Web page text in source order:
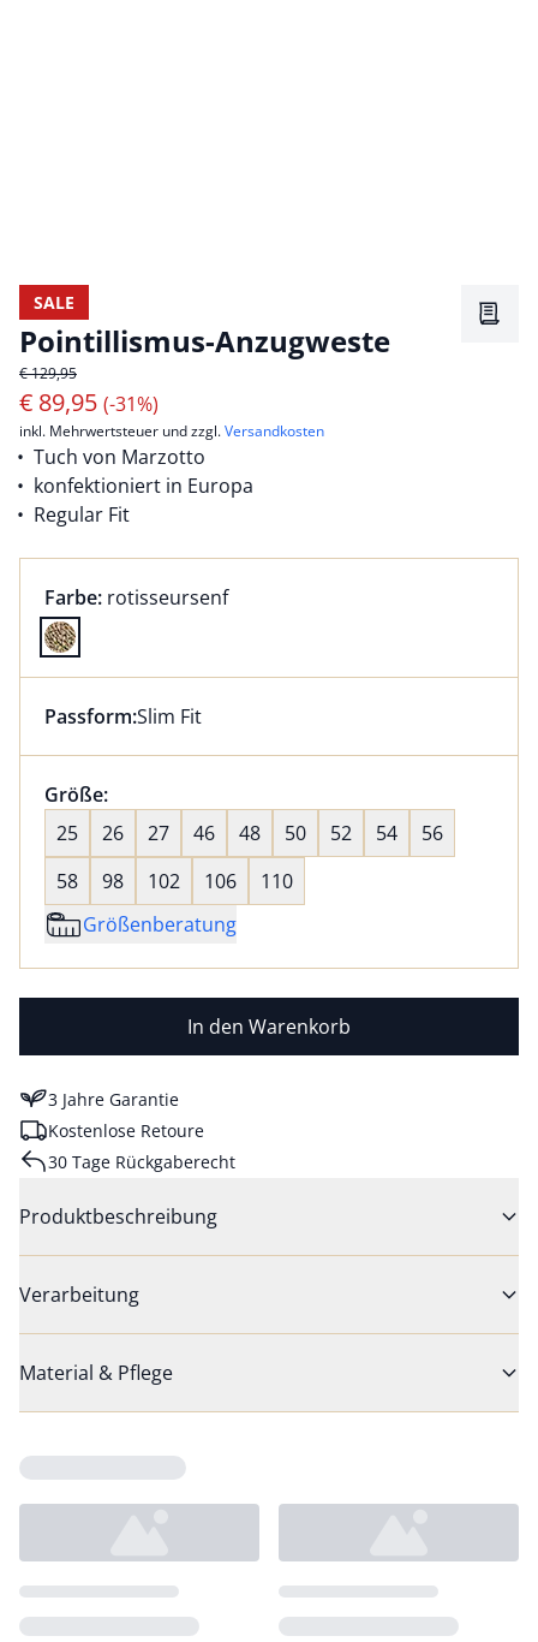
SALE
Pointillismus-Anzugweste
€ 129,95
€ 89,95 (-31%)
inkl. Mehrwertsteuer und zzgl.Versandkosten
Tuch von Marzotto
konfektioniert in Europa
Regular Fit
Farbauswahl:
Farbe: aktuell ausgewählt:
rotisseursenf
Farbe rotisseursenf ausgewählt
Dieser Artikel hat die Passform Slim Fit. für
Passform:Slim Fit
Größenauswahl:
Größe:nichts ausgewählt
25
26 27 46 48 50 52 54
56
58
98 102 106
110
Größenberatung
In den Warenkorb
3 Jahre Garantie
Kostenlose Retoure
30 Tage Rückgaberecht
Produktbeschreibung
Verarbeitung
Material & Pflege